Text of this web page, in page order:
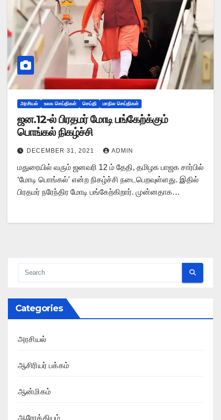
அரசியல் உலக செய்திகள் செய்தி மாநில செய்திகள்
ஜன.12-ல் பிரதமர் மோடி பங்கேற்க்கும்
பொங்கல் நிகழ்ச்சி
DECEMBER 31, 2021 ADMIN
மதுரையில் வரும் ஜனவரி 12 ம் தேதி, தமிழக பாஜக சார்பில்
‘மோடி பொங்கல்’ என்ற நிகழ்ச்சி நடைபெறவுள்ளது. இதில்
பிரதமர் நரேந்திர மோடி பங்கேற்கிறார். முன்னதாக…
Categories
அரசியல்
ஆசிரியர் பக்கம்
ஆன்மிகம்
ஆரோக்கியம்